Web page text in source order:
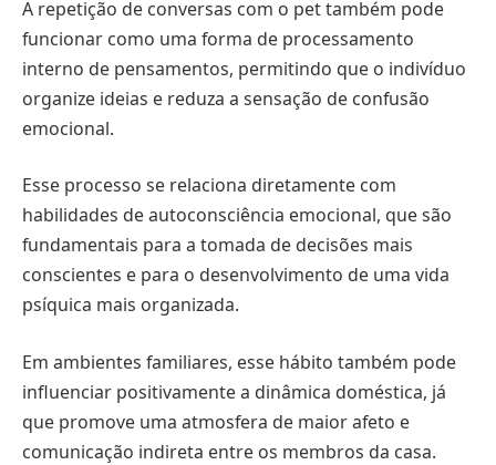
A repetição de conversas com o pet também pode
funcionar como uma forma de processamento
interno de pensamentos, permitindo que o indivíduo
organize ideias e reduza a sensação de confusão
emocional.
Esse processo se relaciona diretamente com
habilidades de autoconsciência emocional, que são
fundamentais para a tomada de decisões mais
conscientes e para o desenvolvimento de uma vida
psíquica mais organizada.
Em ambientes familiares, esse hábito também pode
influenciar positivamente a dinâmica doméstica, já
que promove uma atmosfera de maior afeto e
comunicação indireta entre os membros da casa.